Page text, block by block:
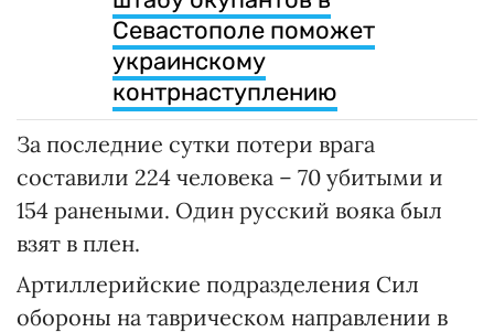
Севастополе поможет
украинскому
контрнаступлению
За последние сутки потери врага
составили 224 человека – 70 убитыми и
154 ранеными. Один русский вояка был
взят в плен.
Артиллерийские подразделения Сил
обороны на таврическом направлении в